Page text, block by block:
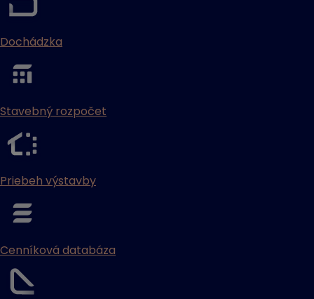
Dochádzka
Stavebný rozpočet
Priebeh výstavby
Cenníková databáza